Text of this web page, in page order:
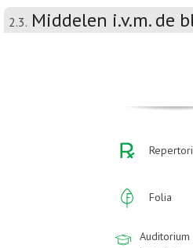
2.3. Middelen i.v.m. de
Folia
Auditorium